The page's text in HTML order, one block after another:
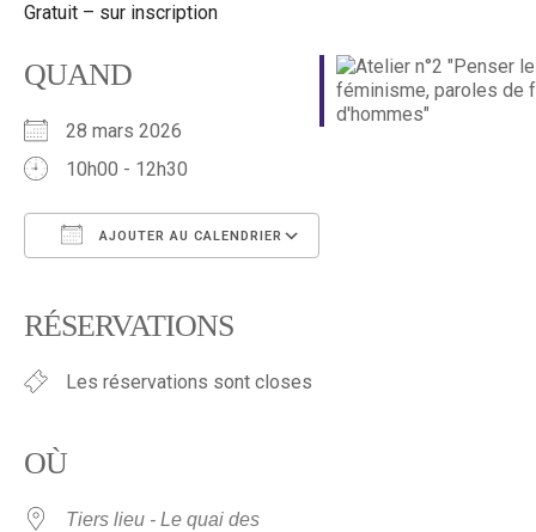
Gratuit – sur inscription
QUAND
28 mars 2026
10h00 - 12h30
AJOUTER AU CALENDRIER
RÉSERVATIONS
Les réservations sont closes
OÙ
Tiers lieu - Le quai des